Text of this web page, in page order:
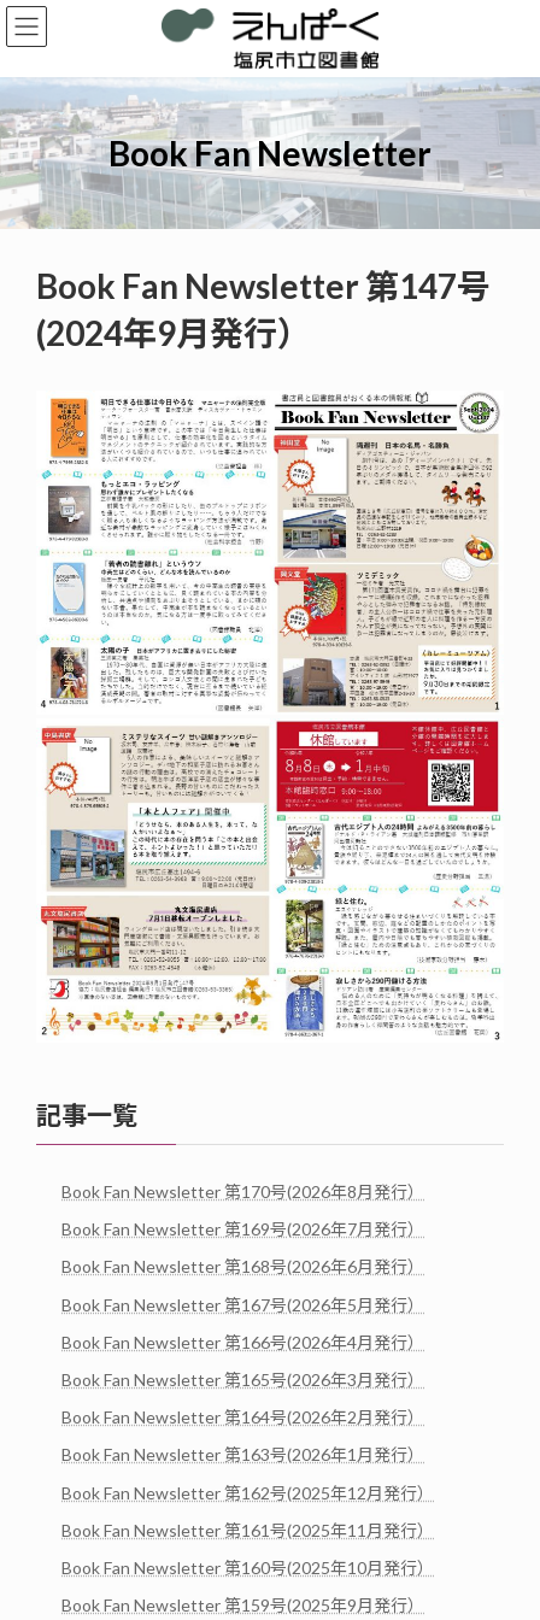
コ
ン
ン
ツ
へ
ス
キ
ッ
プ
ナ
ビ
ー
シ
ョ
ン
に
移
動
Book Fan Newsletter
Book Fan Newsletter 第147号
(2024年9月発行）
記事一覧
Book Fan Newsletter 第170号(2026年8月発行）
Book Fan Newsletter 第169号(2026年7月発行）
Book Fan Newsletter 第168号(2026年6月発行）
Book Fan Newsletter 第167号(2026年5月発行）
Book Fan Newsletter 第166号(2026年4月発行）
Book Fan Newsletter 第165号(2026年3月発行）
Book Fan Newsletter 第164号(2026年2月発行）
Book Fan Newsletter 第163号(2026年1月発行）
Book Fan Newsletter 第162号(2025年12月発行）
Book Fan Newsletter 第161号(2025年11月発行）
Book Fan Newsletter 第160号(2025年10月発行）
Book Fan Newsletter 第159号(2025年9月発行）